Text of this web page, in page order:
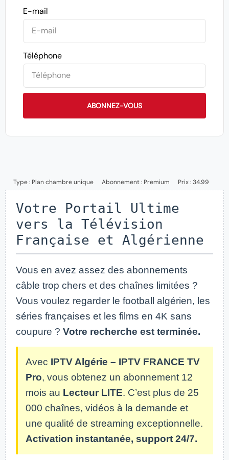
E-mail
Téléphone
ABONNEZ-VOUS
Type : Plan chambre unique Abonnement : Premium Prix : 34.99
Votre Portail Ultime
vers la Télévision
Française et Algérienne
Vous en avez assez des abonnements
câble trop chers et des chaînes limitées ?
Vous voulez regarder le football algérien, les
séries françaises et les films en 4K sans
coupure ? Votre recherche est terminée.
Avec IPTV Algérie – IPTV FRANCE TV
Pro, vous obtenez un abonnement 12
mois au Lecteur LITE. C’est plus de 25
000 chaînes, vidéos à la demande et
une qualité de streaming exceptionnelle.
Activation instantanée, support 24/7.